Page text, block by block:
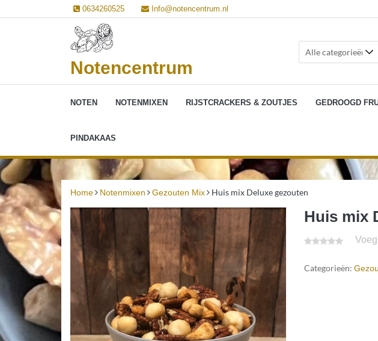
naar
0634260525 Info@notencentrum.nl
Notencentrum
NOTEN NOTENMIXEN RIJSTCRACKERS & ZOUTJES GEDROOGD
PINDAKAAS
Home Notenmixen Gezouten Mix Huis mix Deluxe gezouten
Huis mix
Categorieën: